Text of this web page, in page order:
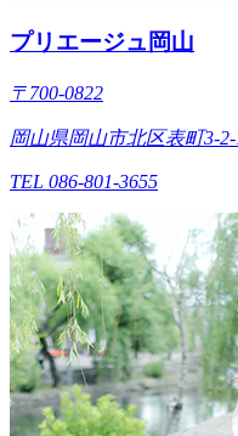
プリエージュ岡山
〒700-0822
岡山県岡山市北区表町3-2-
TEL 086-801-3655